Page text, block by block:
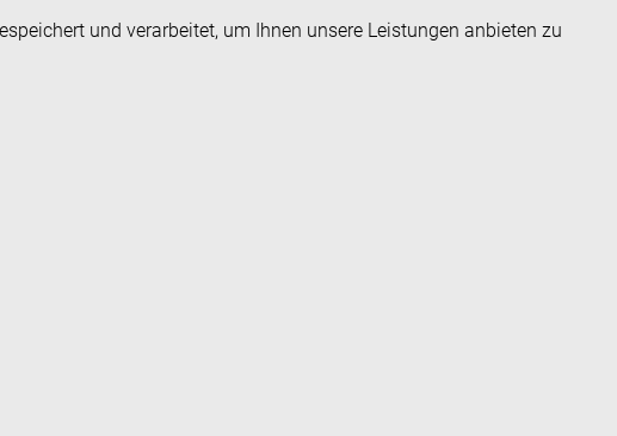
und verarbeitet, um Ihnen unsere Leistungen anbieten zu